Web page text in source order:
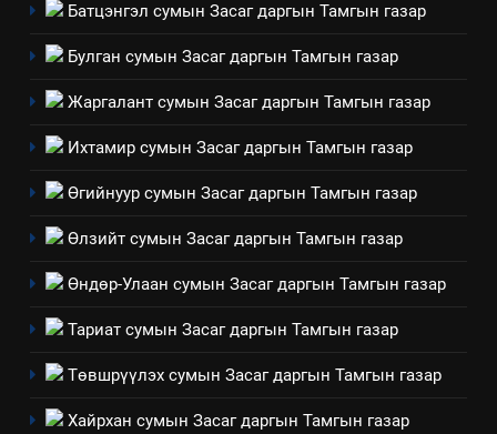
явуулж байгаа үйл ажиллагаа,
үйлдвэрлэл, үйлчилгээ,
технологийн хүн, мал, амьтны
үзүүлэх буюу үзүүлж байгаа
нөлөөллийн талаарх
ИЛ ТОД БАЙДАЛ
Нээлттэй засгийн түншлэл
НЭЭЛТТЭЙ ЗАСГИЙН ТҮНШЛЭЛ
“БИД ИРГЭДЭЭ СОНСОЖ,
БАЙГУУЛНА
3
Батцэнгэл сумын Засаг даргын Тамгын газар
Булган сумын Засаг даргын Тамгын газар
Жаргалант сумын Засаг даргын Тамгын газар
Ихтамир сумын Засаг даргын Тамгын газар
Өгийнуур сумын Засаг даргын Тамгын газар
Өлзийт сумын Засаг даргын Тамгын газар
Өндөр-Улаан сумын Засаг даргын Тамгын газар
Тариат сумын Засаг даргын Тамгын газар
Төвшрүүлэх сумын Засаг даргын Тамгын газар
Хайрхан сумын Засаг даргын Тамгын газар